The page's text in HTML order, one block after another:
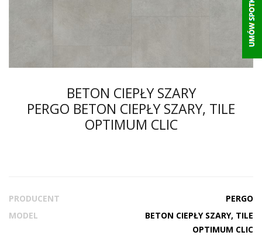
BETON CIEPŁY SZARY
PERGO BETON CIEPŁY SZARY, TILE
OPTIMUM CLIC
PRODUCENT
PERGO
MODEL
BETON CIEPŁY SZARY, TILE
OPTIMUM CLIC